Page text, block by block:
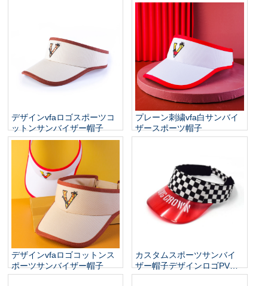
デザインvfaロゴスポーツコ
ットンサンバイザー帽子
プレーン刺繍vfa白サンバイ
ザースポーツ帽子
デザインvfaロゴコットンス
ポーツサンバイザー帽子
カスタムスポーツサンバイ
ザー帽子デザインロゴPVC
帽子